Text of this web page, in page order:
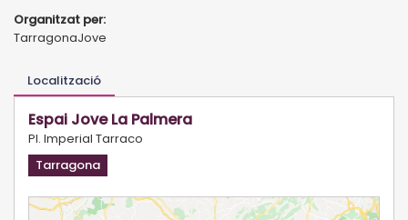
Organitzat per:
TarragonaJove
Localització
Espai Jove La Palmera
Pl. Imperial Tarraco
Tarragona